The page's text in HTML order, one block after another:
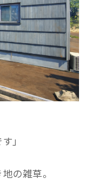
」
の雑草。